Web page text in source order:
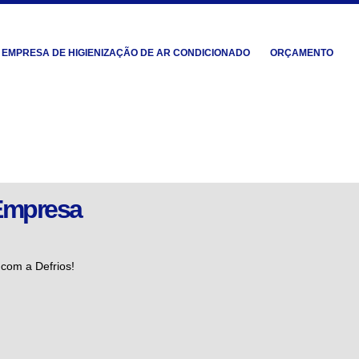
EMPRESA DE HIGIENIZAÇÃO DE AR CONDICIONADO ORÇAMENTO
a Defrios!